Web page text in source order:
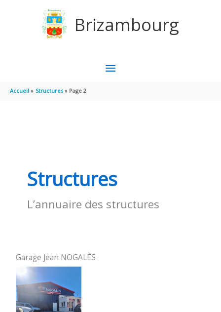
Brizambourg
MENU
Accueil Structures Page 2
Structures
L’annuaire des structures
Garage Jean NOGALÈS